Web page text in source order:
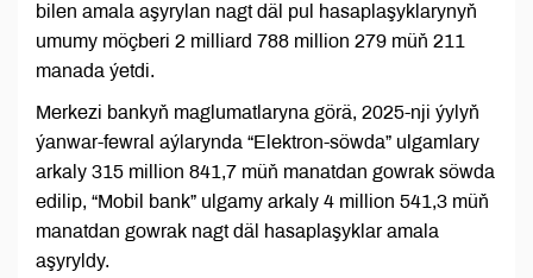
bilen amala aşyrylan nagt däl pul hasaplaşyklarynyň
umumy möçberi 2 milliard 788 million 279 müň 211
manada ýetdi.
Merkezi bankyň maglumatlaryna görä, 2025-nji ýylyň
ýanwar-fewral aýlarynda “Elektron-söwda” ulgamlary
arkaly 315 million 841,7 müň manatdan gowrak söwda
edilip, “Mobil bank” ulgamy arkaly 4 million 541,3 müň
manatdan gowrak nagt däl hasaplaşyklar amala
aşyryldy.